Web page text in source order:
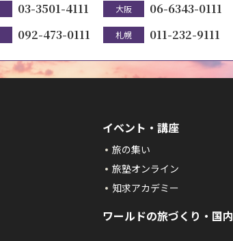
03-3501-4111 大阪 06-6343-0111
092-473-0111 札幌 011-232-9111
イベント・講座
旅の集い
旅塾オンライン
知求アカデミー
ワールドの旅づくり・国内